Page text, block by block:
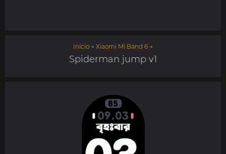
Início → Xiaomi Mi Band 6 →
Spiderman jump v1